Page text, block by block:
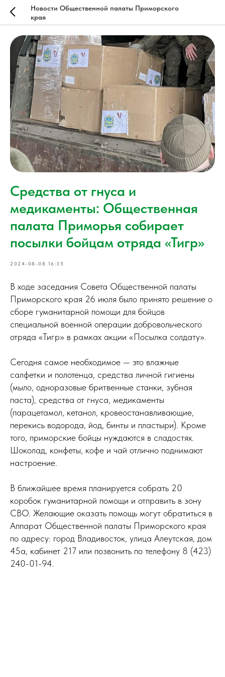
Новости Общественной палаты Приморского
края
Средства от гнуса и
медикаменты: Общественная
палата Приморья собирает
посылки бойцам отряда «Тигр»
2024-08-08 16:35
В ходе заседания Совета Общественной палаты
Приморского края 26 июля было принято решение о
сборе гуманитарной помощи для бойцов
специальной военной операции добровольческого
отряда «Тигр» в рамках акции «Посылка солдату».
Сегодня самое необходимое — это влажные
салфетки и полотенца, средства личной гигиены
(мыло, одноразовые бритвенные станки, зубная
паста), средства от гнуса, медикаменты
(парацетамол, кетанол, кровеостанавливающие,
перекись водорода, йод, бинты и пластыри). Кроме
того, приморские бойцы нуждаются в сладостях.
Шоколад, конфеты, кофе и чай отлично поднимают
настроение.
В ближайшее время планируется собрать 20
коробок гуманитарной помощи и отправить в зону
СВО. Желающие оказать помощь могут обратиться в
Аппарат Общественной палаты Приморского края
по адресу: город Владивосток, улица Алеутская, дом
45а, кабинет 217 или позвонить по телефону 8 (423)
240-01-94.